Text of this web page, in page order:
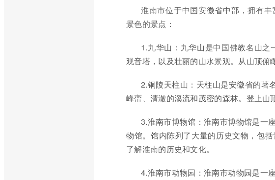
淮南市位于中国安徽省中部，拥有
景色的景点：
1.九华山：九华山是中国佛教名山
观音塔，以及壮丽的山水景观。从山顶俯
2.铜陵天柱山：天柱山是安徽省的著
峰峦、清澈的溪流和茂密的森林。登上山
3.淮南市博物馆：淮南市博物馆是一
物馆。馆内陈列了大量的历史文物，包
了解淮南的历史和文化。
4.淮南市动物园：淮南市动物园是一